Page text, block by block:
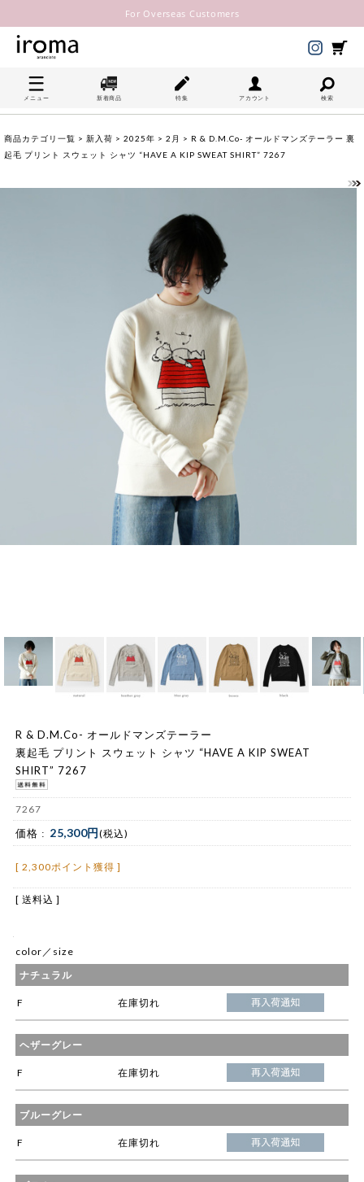
For Overseas Customers
メニュー 新着商品 特集 アカウント 検索
商品カテゴリ一覧 > 新入荷 > 2025年 > 2月 > R & D.M.Co- オールドマンズテーラー 裏
起毛 プリント スウェット シャツ “HAVE A KIP SWEAT SHIRT” 7267
R & D.M.Co- オールドマンズテーラー
裏起毛 プリント スウェット シャツ “HAVE A KIP SWEAT
SHIRT” 7267
7267
価格 : 25,300円(税込)
[ 2,300ポイント獲得 ]
[ 送料込 ]
color／size
ナチュラル
F 在庫切れ
ヘザーグレー
F 在庫切れ
ブルーグレー
F 在庫切れ